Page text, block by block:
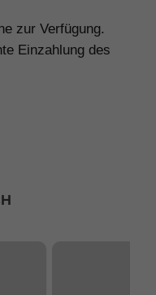
zur Verfügung.
Einzahlung des